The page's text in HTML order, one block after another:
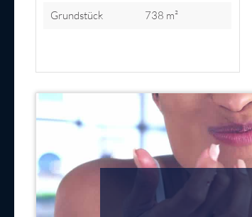
Grundstück
738 m²